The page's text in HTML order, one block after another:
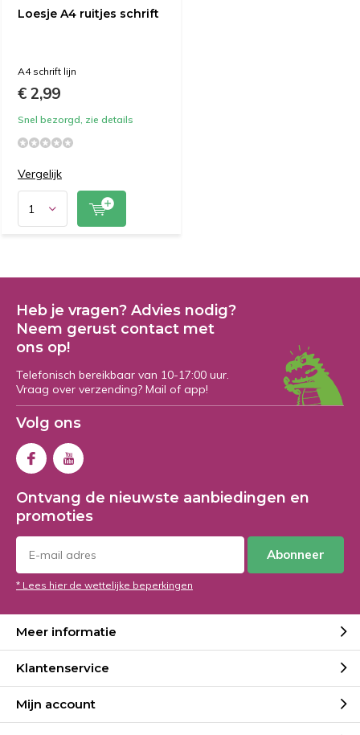
Loesje A4 ruitjes schrift
A4 schrift lijn
€ 2,99
Snel bezorgd, zie details
Vergelijk
Heb je vragen? Advies nodig?
Neem gerust contact met
ons op!
Telefonisch bereikbaar van 10-17:00 uur.
Vraag over verzending? Mail of app!
Volg ons
Ontvang de nieuwste aanbiedingen en
promoties
Abonneer
* Lees hier de wettelijke beperkingen
Meer informatie
Klantenservice
Mijn account